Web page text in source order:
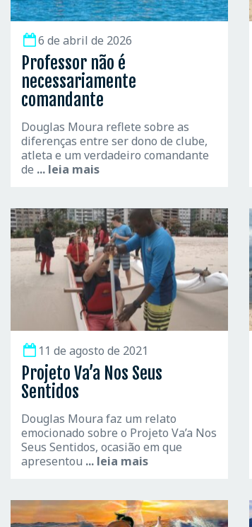
6 de abril de 2026
Professor não é
necessariamente
comandante
Douglas Moura reflete sobre as
diferenças entre ser dono de clube,
atleta e um verdadeiro comandante
de ... leia mais
11 de agosto de 2021
Projeto Va’a Nos Seus
Sentidos
Douglas Moura faz um relato
emocionado sobre o Projeto Va’a Nos
Seus Sentidos, ocasião em que
apresentou ... leia mais